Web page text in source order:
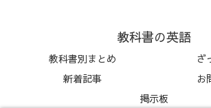
教科書の英語
教科書別まとめ
ざ
新着記事
お
掲示板